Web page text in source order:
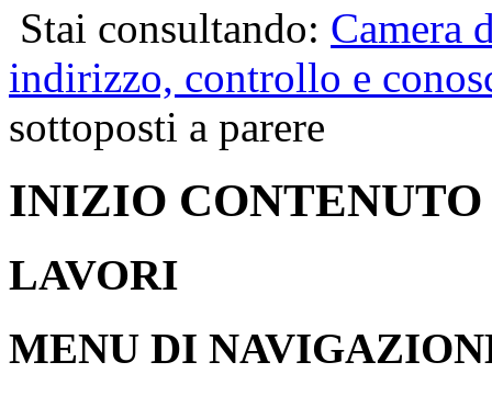
Stai consultando: Camera
indirizzo, controllo e
sottoposti a parere
INIZIO CONTENUTO
LAVORI
MENU DI